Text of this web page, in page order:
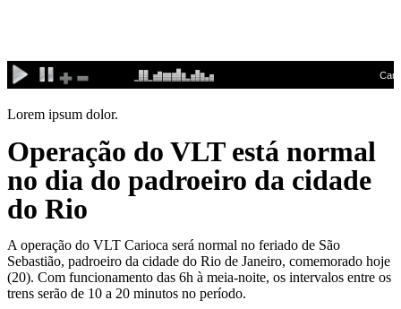
conteúdo
Lorem ipsum dolor.
Operação do VLT está normal
no dia do padroeiro da cidade
do Rio
A operação do VLT Carioca será normal no feriado de São
Sebastião, padroeiro da cidade do Rio de Janeiro, comemorado hoje
(20). Com funcionamento das 6h à meia-noite, os intervalos entre os
trens serão de 10 a 20 minutos no período.